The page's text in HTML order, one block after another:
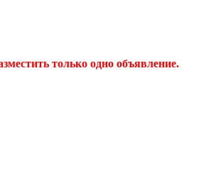
только одно объявление.